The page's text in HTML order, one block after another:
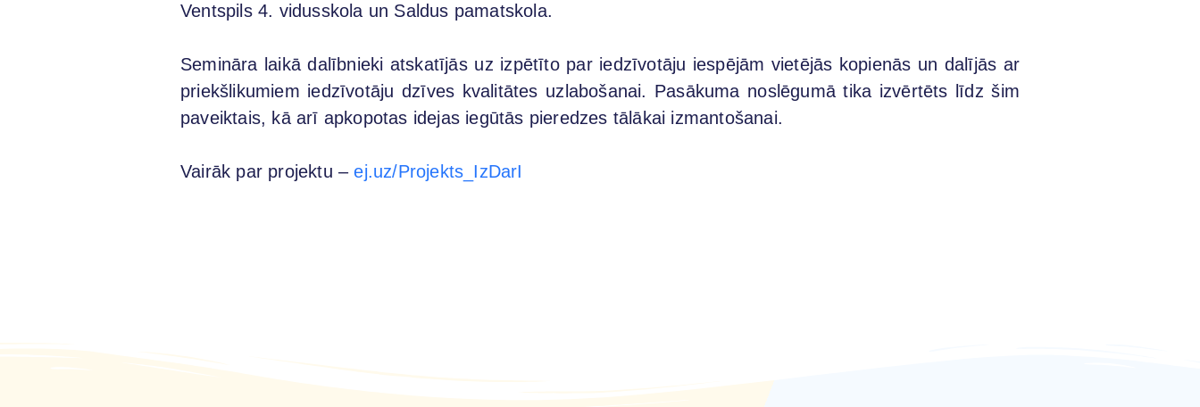
Ventspils 4. vidusskola un Saldus pamatskola.
Semināra laikā dalībnieki atskatījās uz izpētīto par iedzīvotāju iespējām vietējās kopienās un dalījās ar
priekšlikumiem iedzīvotāju dzīves kvalitātes uzlabošanai. Pasākuma noslēgumā tika izvērtēts līdz šim
paveiktais, kā arī apkopotas idejas iegūtās pieredzes tālākai izmantošanai.
Vairāk par projektu –ej.uz/Projekts_IzDarI